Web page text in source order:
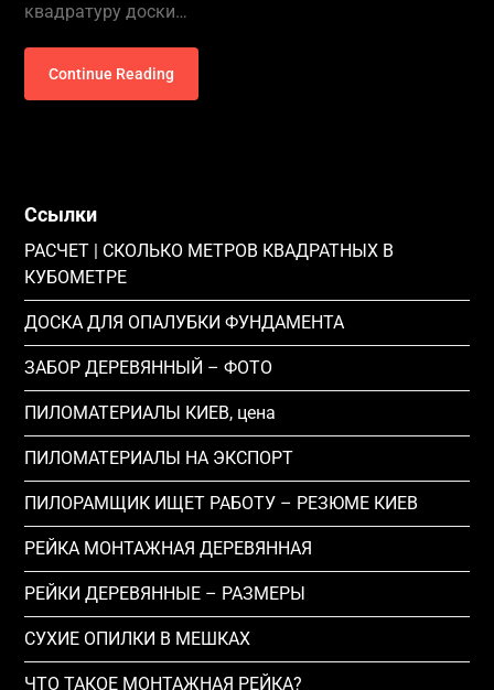
квадратуру доски…
Continue Reading
Ссылки
РАСЧЕТ | СКОЛЬКО МЕТРОВ КВАДРАТНЫХ В
КУБОМЕТРЕ
ДОСКА ДЛЯ ОПАЛУБКИ ФУНДАМЕНТА
ЗАБОР ДЕРЕВЯННЫЙ – ФОТО
ПИЛОМАТЕРИАЛЫ КИЕВ, цена
ПИЛОМАТЕРИАЛЫ НА ЭКСПОРТ
ПИЛОРАМЩИК ИЩЕТ РАБОТУ – РЕЗЮМЕ КИЕВ
РЕЙКА МОНТАЖНАЯ ДЕРЕВЯННАЯ
РЕЙКИ ДЕРЕВЯННЫЕ – РАЗМЕРЫ
СУХИЕ ОПИЛКИ В МЕШКАХ
ЧТО ТАКОЕ МОНТАЖНАЯ РЕЙКА?